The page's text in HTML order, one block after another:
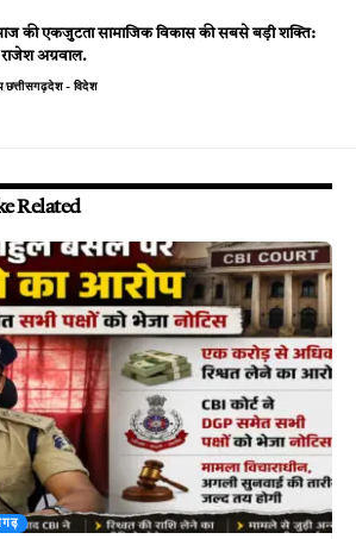
की एकजुटता सामाजिक विकास की सबसे बड़ी शक्ति:
राजेश अग्रवाल.
छत्तीसगढ़देश - विदेश
Related